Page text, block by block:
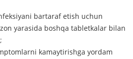
bartaraf etish uchun
yarasida boshqa tabletkalar bilan
kamaytirishga yordam